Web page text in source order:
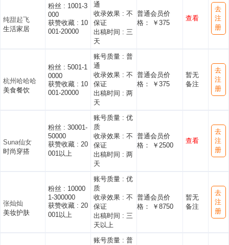
纯甜起飞
生活家居
粉丝 : 1001-3
000
获赞收藏 : 10
001-20000
通
收录效果 : 不
保证
出稿时间 : 三
天
普通会员价
格： ￥375
查看
去
注
册
杭州哈哈哈
美食餐饮
粉丝 : 5001-1
0000
获赞收藏 : 10
001-20000
账号质量 : 普
通
收录效果 : 不
保证
出稿时间 : 两
天
普通会员价
格： ￥375
暂无
备注
去
注
册
Suna仙女
时尚穿搭
粉丝 : 30001-
50000
获赞收藏 : 20
001以上
账号质量 : 优
质
收录效果 : 不
保证
出稿时间 : 两
天
普通会员价
格： ￥2500
查看
去
注
册
张灿灿
美妆护肤
粉丝 : 10000
1-300000
获赞收藏 : 20
001以上
账号质量 : 优
质
收录效果 : 不
保证
出稿时间 : 三
天以上
普通会员价
格： ￥8750
暂无
备注
去
注
册
账号质量 : 普